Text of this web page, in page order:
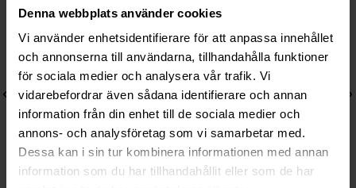
Denna webbplats använder cookies
Vi använder enhetsidentifierare för att anpassa innehållet
och annonserna till användarna, tillhandahålla funktioner
för sociala medier och analysera vår trafik. Vi
vidarebefordrar även sådana identifierare och annan
information från din enhet till de sociala medier och
annons- och analysföretag som vi samarbetar med.
Dessa kan i sin tur kombinera informationen med annan
information som du har tillhandahållit eller som de har